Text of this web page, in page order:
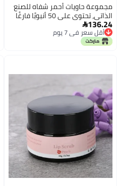
مجموعة حاويات أحمر شفاه للصنع
الذاتي، تحتوي على 50 أنبوبًا فارغًا
لكريم الشفاه مع صينية وملعقة
صغيرة، مصنوعة من البلاستيك
136.24
أقل سعر في 7 يوم
أقل سعر في 7 يوم